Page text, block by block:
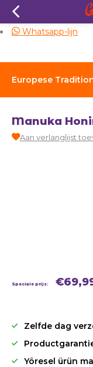
Europese Traditioneel
Whatsapp-lijn
Manuka
Aan verlanglijst
Speciale prijs:
Zelfde dag
Yöresel ürün